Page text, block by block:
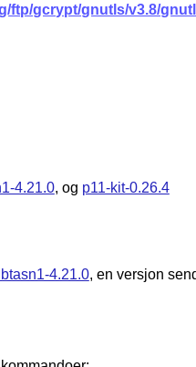
ftp/gcrypt/gnutls/v3.8/
4.21.0, og p11-kit-0.26.4
4.21.0, en versjon